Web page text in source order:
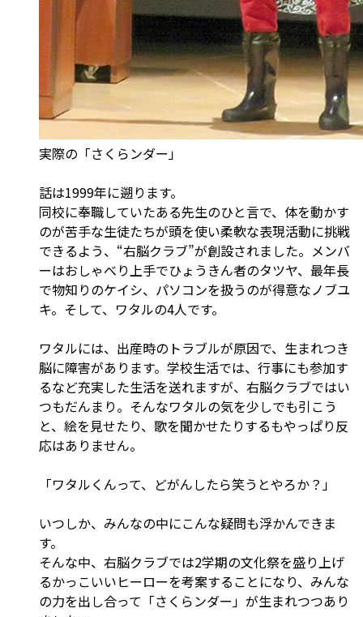
実際の「さくらンダー」
話は1999年に遡ります。
同校に奉職していたある先生のひと言で、体を動かす
のが苦手な生徒たちが頭を使い柔軟な表現活動に挑戦
できるよう、“右脳クラブ”が創設されました。メンバ
ーはおしゃべり上手でひょうきん者のタツヤ、最年長
で物知りのケイシ、パソコンを扱うのが得意なノブユ
キ。そして、ワタルの4人です。
ワタルには、出産時のトラブルが原因で、生まれつき
脳に障害があります。学校生活では、行事にも参加す
るなど充実した生活を送れますが、右脳クラブではい
つもだんまり。そんなワタルの気を少しでも引こう
と、絵を見せたり、歌を聞かせたりするもやっぱり反
応はありません。
「ワタルくんって、どがんしたら笑うとやろか？」
いつしか、みんなの中にこんな疑問も浮かんできま
す。
そんな中、右脳クラブでは2学期の文化祭を盛り上げ
るかっこいいヒーローを考案することになり、みんな
の力を出し合って「さくらンダー」が生まれつつあり